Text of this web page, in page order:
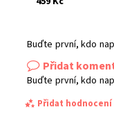
Buďte první, kdo
Přidat
Buďte první, kdo
Přidat hodnocení